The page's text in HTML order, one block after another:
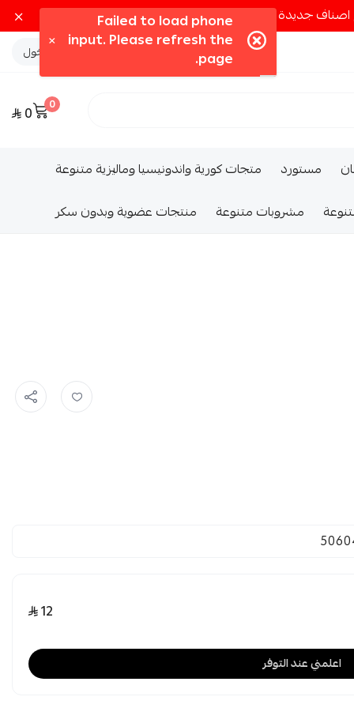
تسجيل الدخول
0
0
مستورد
متجات كورية واندونيسيا وماليزية متنوعة
مشروبات متنوعة
منتجات عضوية وبدون سكر
12
اعلمني عند التوفر